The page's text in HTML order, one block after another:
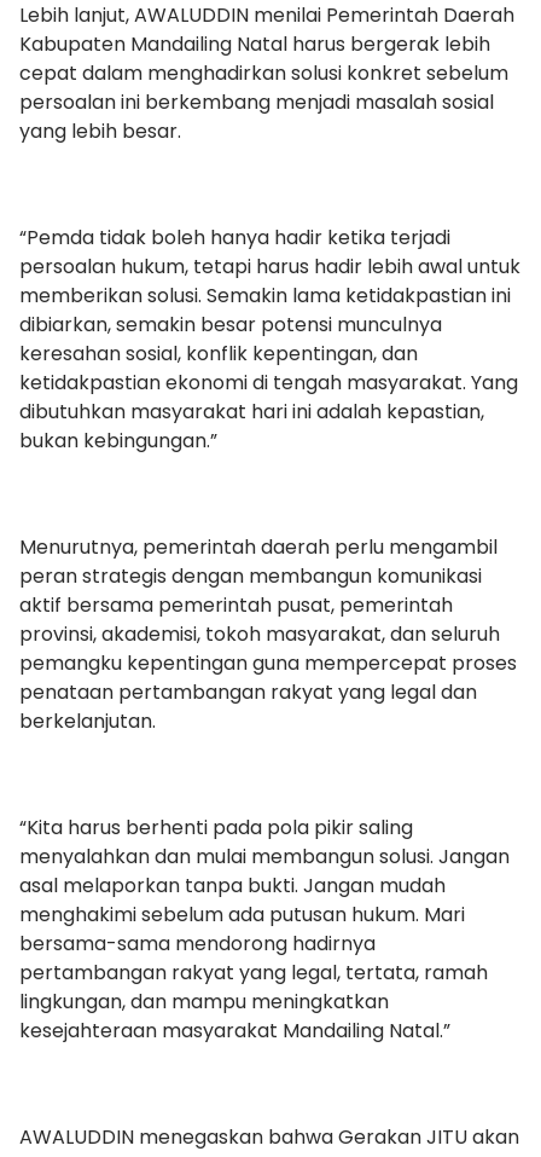
Lebih lanjut, AWALUDDIN menilai Pemerintah Daerah
Kabupaten Mandailing Natal harus bergerak lebih
cepat dalam menghadirkan solusi konkret sebelum
persoalan ini berkembang menjadi masalah sosial
yang lebih besar.
“Pemda tidak boleh hanya hadir ketika terjadi
persoalan hukum, tetapi harus hadir lebih awal untuk
memberikan solusi. Semakin lama ketidakpastian ini
dibiarkan, semakin besar potensi munculnya
keresahan sosial, konflik kepentingan, dan
ketidakpastian ekonomi di tengah masyarakat. Yang
dibutuhkan masyarakat hari ini adalah kepastian,
bukan kebingungan.”
Menurutnya, pemerintah daerah perlu mengambil
peran strategis dengan membangun komunikasi
aktif bersama pemerintah pusat, pemerintah
provinsi, akademisi, tokoh masyarakat, dan seluruh
pemangku kepentingan guna mempercepat proses
penataan pertambangan rakyat yang legal dan
berkelanjutan.
“Kita harus berhenti pada pola pikir saling
menyalahkan dan mulai membangun solusi. Jangan
asal melaporkan tanpa bukti. Jangan mudah
menghakimi sebelum ada putusan hukum. Mari
bersama-sama mendorong hadirnya
pertambangan rakyat yang legal, tertata, ramah
lingkungan, dan mampu meningkatkan
kesejahteraan masyarakat Mandailing Natal.”
AWALUDDIN menegaskan bahwa Gerakan JITU akan